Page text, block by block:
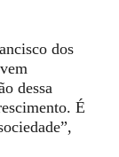
dos
dessa
É